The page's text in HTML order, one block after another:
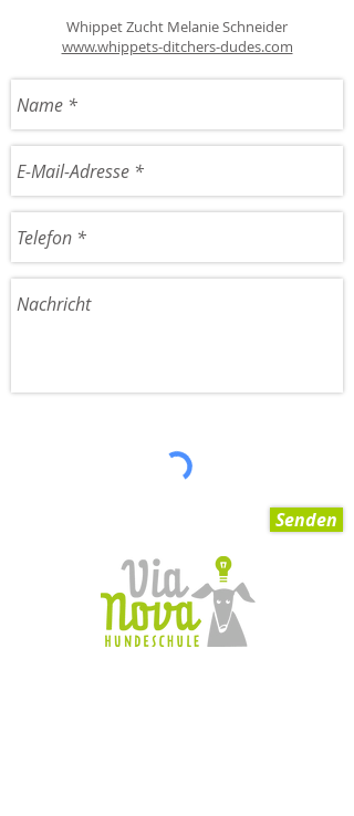
Whippet Zucht Melanie Schneider
www.whippets-ditchers-dudes.com
Senden